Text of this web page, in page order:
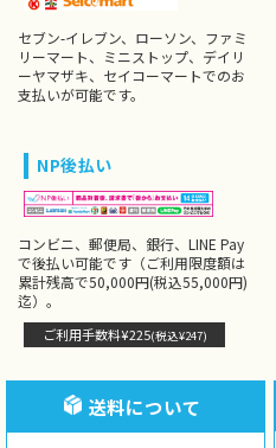
セブン-イレブン、ローソン、ファミ
リーマート、ミニストップ、デイリ
ーヤマザキ、セイコーマートでのお
支払いが可能です。
NP後払い
コンビニ、郵便局、銀行、LINE Pay
で後払い可能です（ご利用限度額は
累計残高で50,000円(税込55,000円)
迄）。
ご利用手数料¥225(税込¥247)
送料について